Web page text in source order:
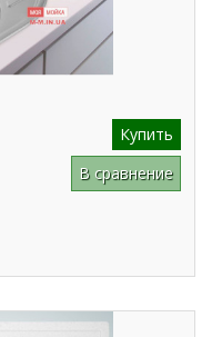
Купить
В сравнение